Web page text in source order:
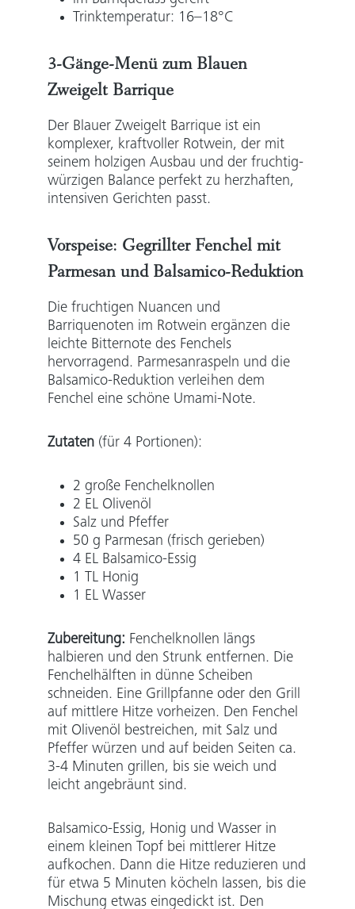
Trinktemperatur: 16–18°C
3-Gänge-Menü zum Blauen
Zweigelt Barrique
Der Blauer Zweigelt Barrique ist ein
komplexer, kraftvoller Rotwein, der mit
seinem holzigen Ausbau und der fruchtig-
würzigen Balance perfekt zu herzhaften,
intensiven Gerichten passt.
Vorspeise: Gegrillter Fenchel mit
Parmesan und Balsamico-Reduktion
Die fruchtigen Nuancen und
Barriquenoten im Rotwein ergänzen die
leichte Bitternote des Fenchels
hervorragend. Parmesanraspeln und die
Balsamico-Reduktion verleihen dem
Fenchel eine schöne Umami-Note.
Zutaten (für 4 Portionen):
2 große Fenchelknollen
2 EL Olivenöl
Salz und Pfeffer
50 g Parmesan (frisch gerieben)
4 EL Balsamico-Essig
1 TL Honig
1 EL Wasser
Zubereitung: Fenchelknollen längs
halbieren und den Strunk entfernen. Die
Fenchelhälften in dünne Scheiben
schneiden. Eine Grillpfanne oder den Grill
auf mittlere Hitze vorheizen. Den Fenchel
mit Olivenöl bestreichen, mit Salz und
Pfeffer würzen und auf beiden Seiten ca.
3-4 Minuten grillen, bis sie weich und
leicht angebräunt sind.
Balsamico-Essig, Honig und Wasser in
einem kleinen Topf bei mittlerer Hitze
aufkochen. Dann die Hitze reduzieren und
für etwa 5 Minuten köcheln lassen, bis die
Mischung etwas eingedickt ist. Den